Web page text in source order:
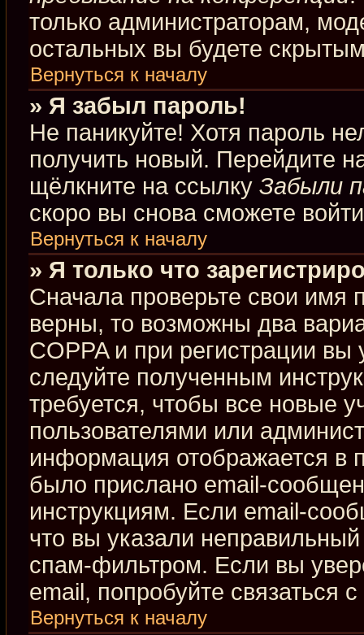
только администраторам,
остальных вы будете
Вернуться к началу
» Я забыл пароль!
Не паникуйте! Хотя пароль
получить новый. Перейдите
щёлкните на ссылку Забыли
скоро вы снова сможете
Вернуться к началу
» Я только что
Сначала проверьте свои имя
верны, то возможны два
COPPA и при регистрации
следуйте полученным
требуется, чтобы все новые
пользователями или
информация отображается в
было прислано email-
инструкциям. Если email-
что вы указали
спам-фильтром. Если вы
email, попробуйте связаться
Вернуться к началу